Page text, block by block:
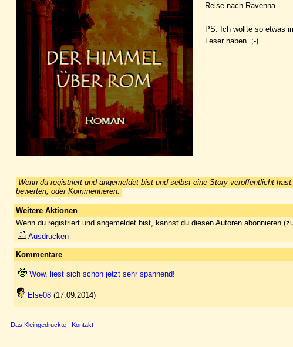
Reise nach Ravenna...
PS: Ich wollte so etwas
Leser haben. ;-)
Wenn du registriert und angemeldet bist und selbst eine Story veröffentlicht
bewerten, oder Kommentieren.
Weitere Aktionen
Wenn du registriert und angemeldet bist, kannst du diesen Autoren abonnieren
Ausdrucken
Kommentare
Wow, liest sich schon jetzt sehr spannend!
Else08 (17.09.2014)
Das Kleingedruckte | Kontakt